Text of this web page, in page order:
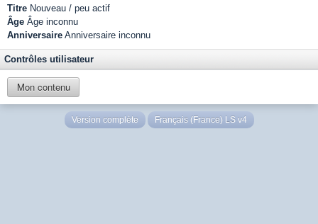
Titre Nouveau / peu actif
Âge Âge inconnu
Anniversaire Anniversaire inconnu
Contrôles utilisateur
Mon contenu
Version complète Français (France) LS v4